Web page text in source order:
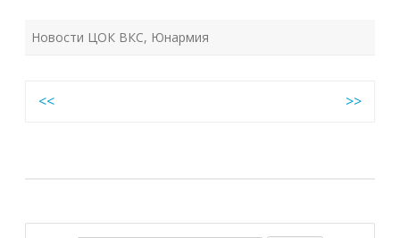
Новости ЦОК ВКС, Юнармия
Навигация
<< >>